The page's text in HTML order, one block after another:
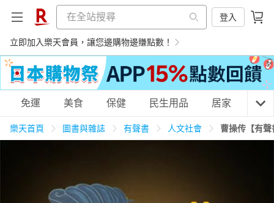
登入
立即加入樂天會員，讓您邊購物邊賺點數！
購物網分類
免運 美食 保健 民生用品 居家 3C
樂天首頁 圖書與雜誌 有聲書 人文社會 曹操传【有聲